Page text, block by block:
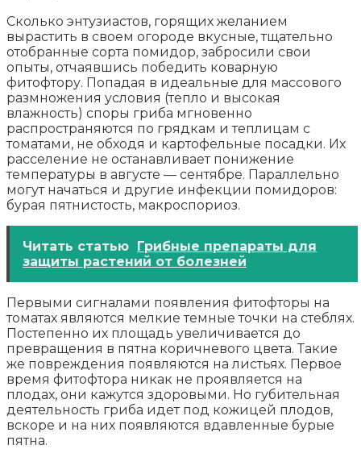
Сколько энтузиастов, горящих желанием
вырастить в своем огороде вкусные, тщательно
отобранные сорта помидор, забросили свои
опыты, отчаявшись победить коварную
фитофтору. Попадая в идеальные для массового
размножения условия (тепло и высокая
влажность) споры гриба мгновенно
распространяются по грядкам и теплицам с
томатами, не обходя и картофельные посадки. Их
расселение не останавливает понижение
температуры в августе — сентябре. Параллельно
могут начаться и другие инфекции помидоров:
бурая пятнистость, макроспориоз.
Читать статью Грибные препараты для
защиты растений от болезней
Первыми сигналами появления фитофторы на
томатах являются мелкие темные точки на стеблях.
Постепенно их площадь увеличивается до
превращения в пятна коричневого цвета. Такие
же повреждения появляются на листьях. Первое
время фитофтора никак не проявляется на
плодах, они кажутся здоровыми. Но губительная
деятельность гриба идет под кожицей плодов,
вскоре и на них появляются вдавленные бурые
пятна.